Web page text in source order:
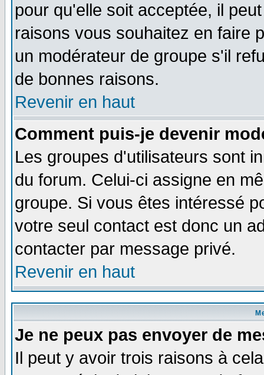
pour qu'elle soit acceptée, il
raisons vous souhaitez en faire
un modérateur de groupe s'il
de bonnes raisons.
Revenir en haut
Comment puis-je devenir
Les groupes d'utilisateurs sont
du forum. Celui-ci assigne en
groupe. Si vous êtes intéressé
votre seul contact est donc un
contacter par message privé.
Revenir en haut
Je ne peux pas envoyer de
Il peut y avoir trois raisons à